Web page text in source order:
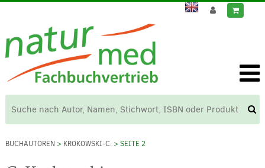
BUCHAUTOREN > KROKOWSKI-C.> SEITE 2